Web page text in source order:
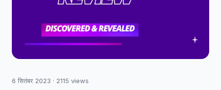
6 सितंबर 2023 · 2115 views